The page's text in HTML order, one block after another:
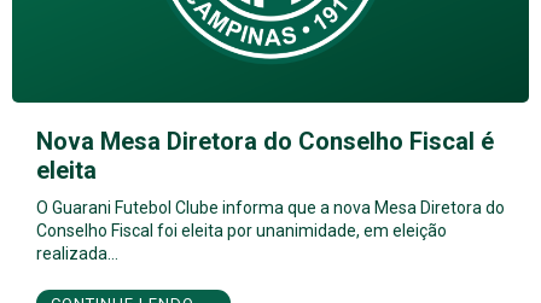
Nova Mesa Diretora do Conselho Fiscal é
eleita
O Guarani Futebol Clube informa que a nova Mesa Diretora do
Conselho Fiscal foi eleita por unanimidade, em eleição
realizada…